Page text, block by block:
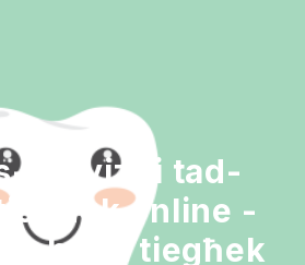
servizzi tad-
online -
tiegħek